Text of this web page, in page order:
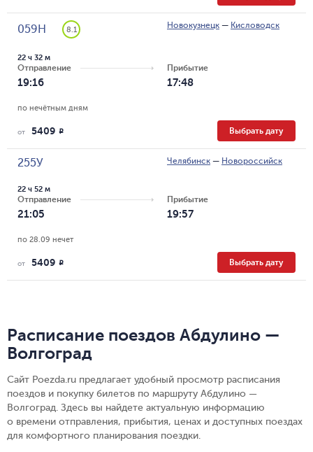
059Н 8.1 Новокузнецк — Кисловодск
Отправление
19:16
22 ч 32 м
Прибытие
17:48
по нечётным дням
от 5409 R Выбрать дату
255У Челябинск — Новороссийск
Отправление
21:05
22 ч 52 м
Прибытие
19:57
по 28.09 нечет
от 5409 R Выбрать дату
Расписание поездов Абдулино —
Волгоград
Сайт Poezda.ru предлагает удобный просмотр расписания
поездов и покупку билетов по маршруту Абдулино —
Волгоград. Здесь вы найдете актуальную информацию
о времени отправления, прибытия, ценах и доступных поездах
для комфортного планирования поездки.